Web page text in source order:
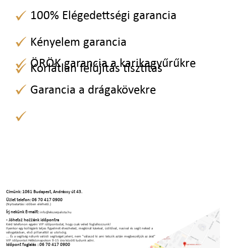
100% Elégedettségi garancia
Kényelem garancia
Korlátlan felújítás tisztítás
ÖRÖK garancia a karikagyűrűkre
Garancia a drágakövekre
Címünk: 1061 Budapest, Andrássy út 43.
Üzlet telefon: 06 70 417 0900
(Nyitvatartási időben elérhető.)
Írj nekünk E-mailt:info@ekszerpalota.hu
- Jöhetsz hozzánk időpontra
Kérd telefonon egyéni VIP időpontodat, hogy csak veled foglalkozzunk!
Ilyenkor egy kollégánk teljes figyelmét élvezheted, megkínál kávéval, üdítőval, nasival és segít neked a
válogatásban, első pillanattól az utolsóig.
... És a segítség nálunk valódi segítséget jelent, nem "válaszd ki ami tetszik aztán megbeszéljük az árat"
VIP időpontot Hétköznapokon 9-15 óra között tudunk adni.
Időpont foglalás : 06 70 417 0900